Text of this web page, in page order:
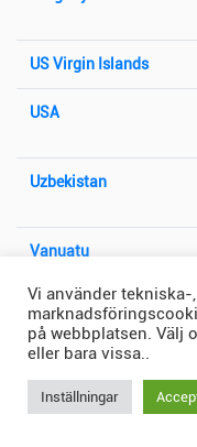
US Virgin Islands
USA
Uzbekistan
Vanuatu
Vatikanstaten
Vi använder
på webbplatsen. Välj
eller bara vissa..
Inställningar